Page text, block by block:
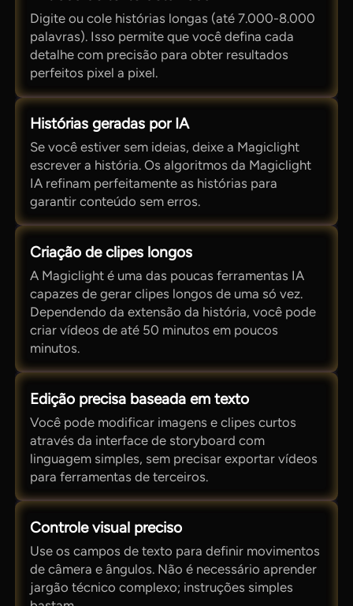
Digite ou cole histórias longas (até 7.000-8.000
palavras). Isso permite que você defina cada
detalhe com precisão para obter resultados
perfeitos pixel a pixel.
Histórias geradas por IA
Se você estiver sem ideias, deixe a Magiclight
escrever a história. Os algoritmos da Magiclight
IA refinam perfeitamente as histórias para
garantir conteúdo sem erros.
Criação de clipes longos
A Magiclight é uma das poucas ferramentas IA
capazes de gerar clipes longos de uma só vez.
Dependendo da extensão da história, você pode
criar vídeos de até 50 minutos em poucos
minutos.
Edição precisa baseada em texto
Você pode modificar imagens e clipes curtos
através da interface de storyboard com
linguagem simples, sem precisar exportar vídeos
para ferramentas de terceiros.
Controle visual preciso
Use os campos de texto para definir movimentos
de câmera e ângulos. Não é necessário aprender
jargão técnico complexo; instruções simples